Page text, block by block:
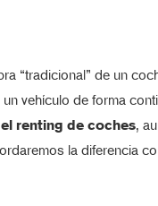
“tradicional” de un
vehículo de forma
renting de coches,
la diferencia